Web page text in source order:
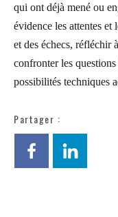
qui ont déjà mené ou
évidence les attentes et
et des échecs, réfléchir
confronter les
possibilités techniques
Partager :